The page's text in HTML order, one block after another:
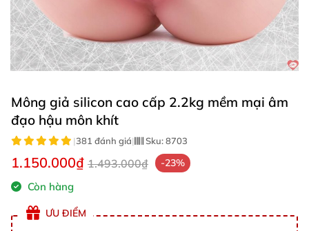
Mông giả silicon cao cấp 2.2kg mềm mại âm
đạo hậu môn khít
|381 đánh giá| Sku:8703
1.150.000₫ 1.493.000₫ -23%
Còn hàng
ƯU ĐIỂM